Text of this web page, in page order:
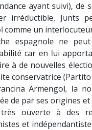
ayant suivi),
irréductible, Junts
comme un
espagnole ne
car en lui
à de nouvelles
conservatrice
Armengol, la
de par ses origines
ouverte à des
et